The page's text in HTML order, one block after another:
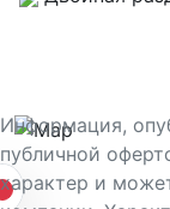
Информация,
публичной
характер и